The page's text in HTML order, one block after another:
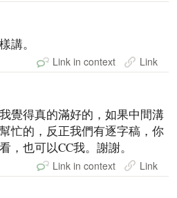
講。
Link in context Link
覺得真的滿好的，如果中間溝
忙的，反正我們有逐字稿，你
，也可以CC我。謝謝。
Link in context Link